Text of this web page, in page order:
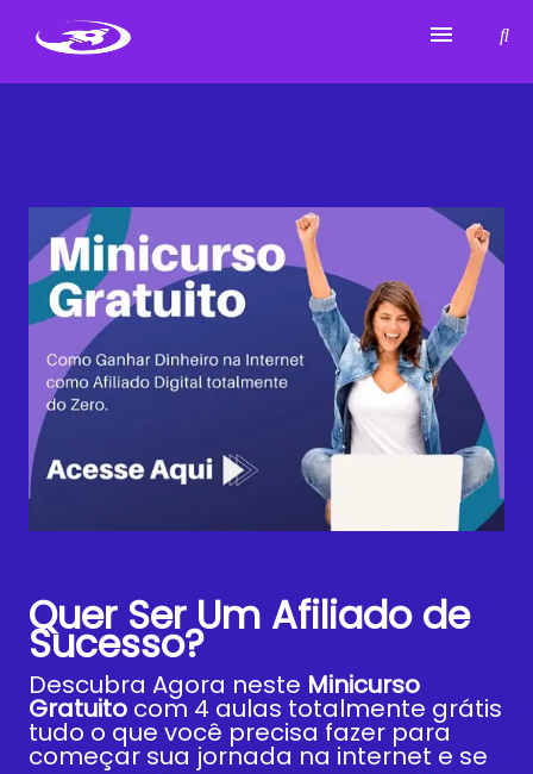
Marketing de Afiliados
Cursos Que Eu Indico
Top Ferramentas
Contato
Quer Ser Um Afiliado de
Sucesso?
Descubra Agora neste Minicurso
Gratuitocom 4 aulas totalmente grátis
tudo o que você precisa fazer para
começar sua jornada na internet e se